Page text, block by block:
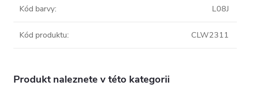
Kód barvy: L08J
Kód produktu: CLW2311
Produkt naleznete v této kategorii